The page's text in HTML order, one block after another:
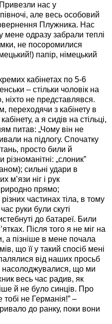
Привезли нас у
але весь особовий
Плужника. Нас
мене одразу забрали теплі
не посоромилися
папір, німецький
кабінетах по 5-6
– стільки чоловік на
ніхто не представлявся.
переходячи з кабінету в
а я сидів на стільці,
питав: „Чому він не
на підлогу. Спочатку
просто били й
„слоник”
сильні удари в
м’язи ніг і рук
прямо;
частинах тіла, в тому
руки були скуті
до батареї. Били
Після того я не міг на
а пізніше в мене почала
що її у такий спосіб мені
від наших просьб
насолоджувалися, що ми
весь час радив, як
й не було синців. Про
не Германія!” –
до ранку, поки вони